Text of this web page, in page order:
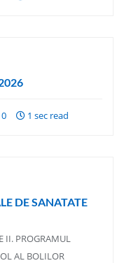
0 1 sec read
DE SANATATE
II. PROGRAMUL
AL BOLILOR